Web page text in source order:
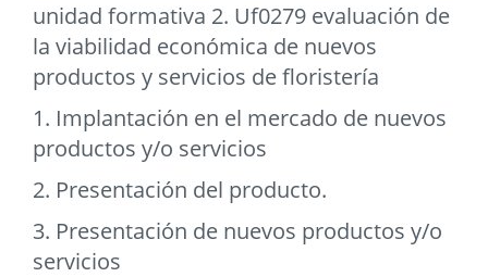
unidad formativa 2. Uf0279 evaluación de
la viabilidad económica de nuevos
productos y servicios de floristería
1. Implantación en el mercado de nuevos
productos y/o servicios
2. Presentación del producto.
3. Presentación de nuevos productos y/o
servicios